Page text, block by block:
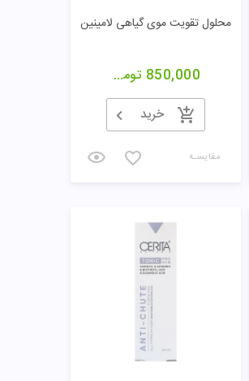
محلول تقویت موی گیاهی لامینین
850,000 تومان
خرید
مقایسـه